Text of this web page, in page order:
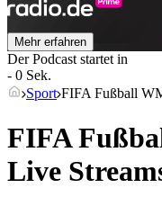
Mehr erfahren
Der Podcast startet in
- 0 Sek.
Sport FIFA Fußball
FIFA
Live